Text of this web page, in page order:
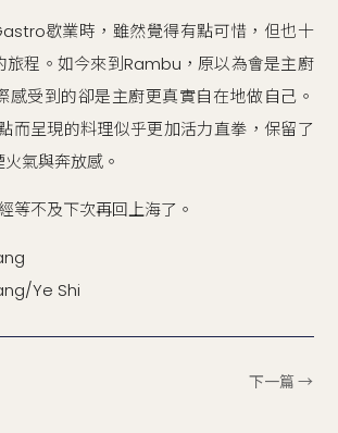
歇業時，雖然覺得有點可惜，但也十
旅程。如今來到Rambu，原以為會是主廚
感受到的卻是主廚更真實自在地做自己。
而呈現的料理似乎更加活力直拳，保留了
氣與奔放感。
等不及下次再回上海了。
Ye Shi
下一篇 →